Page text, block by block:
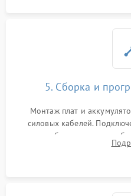
5. Сборка и
Монтаж плат и
силовых кабелей.
калибровки констант
срабатывания AVR и